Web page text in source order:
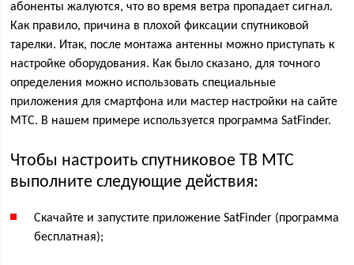
абоненты жалуются, что во время ветра пропадает сигнал.
Как правило, причина в плохой фиксации спутниковой
тарелки. Итак, после монтажа антенны можно приступать к
настройке оборудования. Как было сказано, для точного
определения можно использовать специальные
приложения для смартфона или мастер настройки на сайте
МТС. В нашем примере используется программа SatFinder.
Чтобы настроить спутниковое ТВ МТС
выполните следующие действия:
Скачайте и запустите приложение SatFinder (программа
бесплатная);